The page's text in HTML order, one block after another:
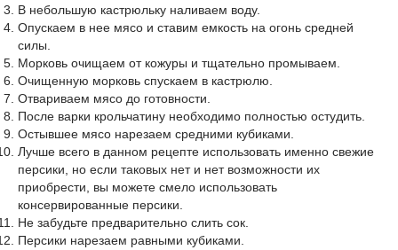
В небольшую кастрюльку наливаем воду.
Опускаем в нее мясо и ставим емкость на огонь средней
силы.
Морковь очищаем от кожуры и тщательно промываем.
Очищенную морковь спускаем в кастрюлю.
Отвариваем мясо до готовности.
После варки крольчатину необходимо полностью остудить.
Остывшее мясо нарезаем средними кубиками.
Лучше всего в данном рецепте использовать именно свежие
персики, но если таковых нет и нет возможности их
приобрести, вы можете смело использовать
консервированные персики.
Не забудьте предварительно слить сок.
Персики нарезаем равными кубиками.